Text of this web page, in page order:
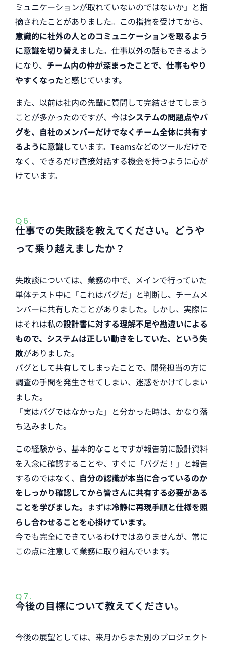
ミュニケーションが取れていないのではないか」と指
摘されたことがありました。この指摘を受けてから、
意識的に社外の人とのコミュニケーションを取るよう
に意識を切り替えました。仕事以外の話もできるよう
になり、 チーム内の仲が深まったことで、仕事もやり
やすくなったと感じています。
また、以前は社内の先輩に質問して完結させてしまう
ことが多かったのですが、今はシステムの問題点やバ
グを、自社のメンバーだけでなくチーム全体に共有す
るように意識しています。Teamsなどのツールだけで
なく、できるだけ直接対話する機会を持つように心が
けています。
Q6.
仕事での失敗談を教えてください。どうや
って乗り越えましたか？
失敗談については、業務の中で、メインで行っていた
単体テスト中に「これはバグだ」と判断し、チームメ
ンバーに共有したことがありました。しかし、実際に
はそれは私の設計書に対する理解不足や勘違いによる
もので、システムは正しい動きをしていた、という失
敗がありました。
バグとして共有してしまったことで、開発担当の方に
調査の手間を発生させてしまい、迷惑をかけてしまい
ました。
「実はバグではなかった」と分かった時は、かなり落
ち込みました。
この経験から、基本的なことですが報告前に設計資料
を入念に確認することや、すぐに「バグだ！」と報告
するのではなく、 自分の認識が本当に合っているのか
をしっかり確認してから皆さんに共有する必要がある
ことを学びました。 まずは冷静に再現手順と仕様を照
らし合わせることを心掛けています。
今でも完全にできているわけではありませんが、常に
この点に注意して業務に取り組んでいます。
Q7.
今後の目標について教えてください。
今後の展望としては、来月からまた別のプロジェクト